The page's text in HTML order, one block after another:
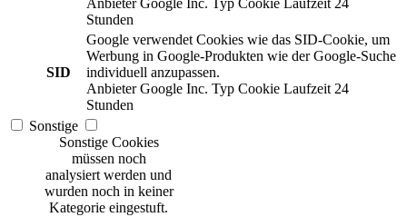
Anbieter Google Inc. Typ Cookie Laufzeit 24
Stunden
SID
Google verwendet Cookies wie das SID-Cookie, um
Werbung in Google-Produkten wie der Google-Suche
individuell anzupassen.
Anbieter Google Inc. Typ Cookie Laufzeit 24
Stunden
Sonstige
Sonstige Cookies
müssen noch
analysiert werden und
wurden noch in keiner
Kategorie eingestuft.